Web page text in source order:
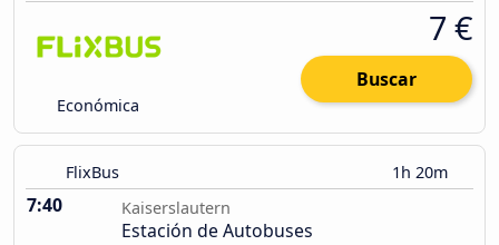
Económica
7 €
Buscar
FlixBus 1h 20m
7:40 Kaiserslautern
Estación de Autobuses